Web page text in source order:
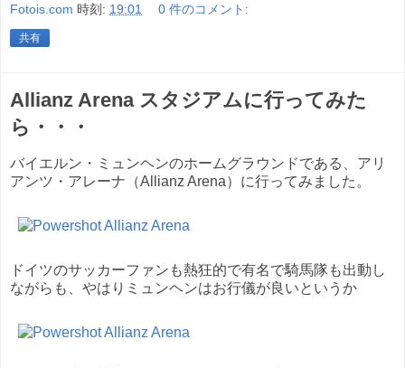
Fotois.com 時刻: 19:01 0 件のコメント:
共有
Allianz Arena スタジアムに行ってみた
ら・・・
バイエルン・ミュンヘンのホームグラウンドである、アリ
アンツ・アレーナ（Allianz Arena）に行ってみました。
ドイツのサッカーファンも熱狂的で有名で騎馬隊も出動し
ながらも、やはりミュンヘンはお行儀が良いというか